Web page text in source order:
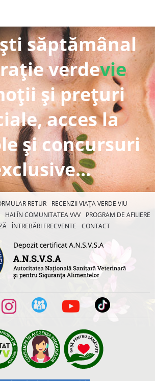
săptămânal
verdevie
și prețuri
acces la
și concursuri
RETUR
RECENZII VIAȚA VERDE VIU
HAI ÎN COMUNITATEA VVV
PROGRAM DE AFILIERE
ÎNTREBĂRI FRECVENTE CONTACT